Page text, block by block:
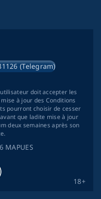
MAPUES
(Telegram)
18+
doit accepter les
mise à jour des Conditions
pourront choisir de cesser
que ladite mise à jour
deux semaines après son